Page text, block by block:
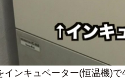
ンキュベーター(恒温機)